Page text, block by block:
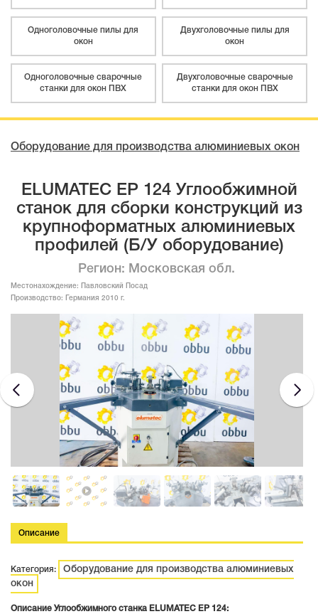
Одноголовочные пилы для
окон
Двухголовочные пилы для
окон
Одноголовочные сварочные
станки для окон ПВХ
Двухголовочные сварочные
станки для окон ПВХ
Оборудование для производства алюминиевых окон
ELUMATEC EP 124 Углообжимной
станок для сборки конструкций из
крупноформатных алюминиевых
профилей (Б/У оборудование)
Регион: Московская обл.
Местонахождение:
Павловский Посад
Производство:
Германия 2010 г.
Описание
Категория:
Оборудование для производства алюминиевых
окон
Описание Углообжимного станка ELUMATEC EP 124: